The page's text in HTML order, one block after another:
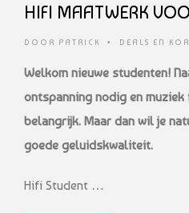
HIFI MAATWERK
DOOR PATRICK • DEALS EN
Welkom nieuwe studenten!
ontspanning nodig en
belangrijk. Maar dan wil je
goede geluidskwaliteit.
Hifi Student …